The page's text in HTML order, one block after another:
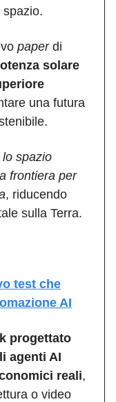
paperdi
solare
una futura
lo spazio
frontiera per
, riducendo
sulla Terra.
test che
AI
progettato
agenti AI
reali,
o video